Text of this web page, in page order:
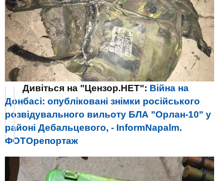
Дивіться на "Цензор.НЕТ": Війна на
Донбасі: опубліковані знімки російського
розвідувального вильоту БЛА "Орлан-10" у
районі Дебальцевого, - InformNapalm.
ФОТОрепортаж